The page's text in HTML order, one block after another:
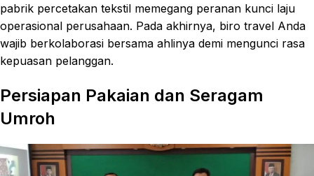
pabrik percetakan tekstil memegang peranan kunci laju
operasional perusahaan. Pada akhirnya, biro travel Anda
wajib berkolaborasi bersama ahlinya demi mengunci rasa
kepuasan pelanggan.
Persiapan Pakaian dan Seragam
Umroh